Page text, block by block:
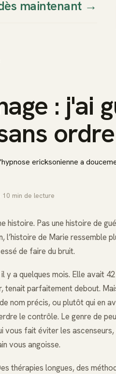
maintenant→
: j'ai
ericksonienne a
10 min de lecture
histoire. Pas une histoire de
l’histoire de Marie ressemble
de faire du bruit.
y a quelques mois. Elle avait
tenait parfaitement debout.
nom précis, ou plutôt qui en
le contrôle. Le genre de
vous fait éviter les
vous angoisse.
thérapies longues, des